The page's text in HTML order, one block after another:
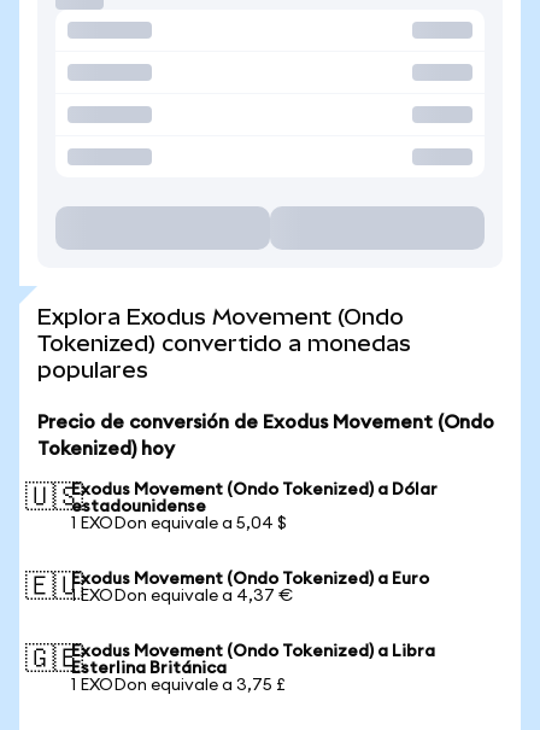
Explora Exodus Movement (Ondo
Tokenized) convertido a monedas
populares
Precio de conversión de Exodus Movement (Ondo
Tokenized) hoy
🇺🇸Exodus Movement (Ondo Tokenized) a Dólar
estadounidense
1 EXODon equivale a 5,04 $
🇪🇺Exodus Movement (Ondo Tokenized) a Euro
1 EXODon equivale a 4,37 €
🇬🇧Exodus Movement (Ondo Tokenized) a Libra
Esterlina Británica
1 EXODon equivale a 3,75 £